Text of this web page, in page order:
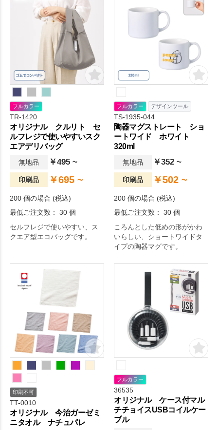
フルカラー
TR-1420
オリジナル クルリト セ
ルフレジで使いやすいスク
エアデリバッグ
無地品 ￥495 ~
印刷品 ￥695 ~
200 個の場合 (税込)
最低ご注文数： 30 個
セルフレジで使いやすい、ス
クエア型エコバッグです。
フルカラー デザインツール
TS-1935-044
陶器マグストレート ショ
ートワイド ホワイト
320ml
無地品 ￥352 ~
印刷品 ￥502 ~
200 個の場合 (税込)
最低ご注文数： 30 個
ころんとした低めの形がかわ
いらしい、ショートワイドタ
イプの陶器マグです。
印刷不可
TT-0010
オリジナル 今治ガーゼミ
ニタオル ナチュパレ
フルカラー
36535
オリジナル ケース付マル
チチョイスUSBコイルケー
ブル